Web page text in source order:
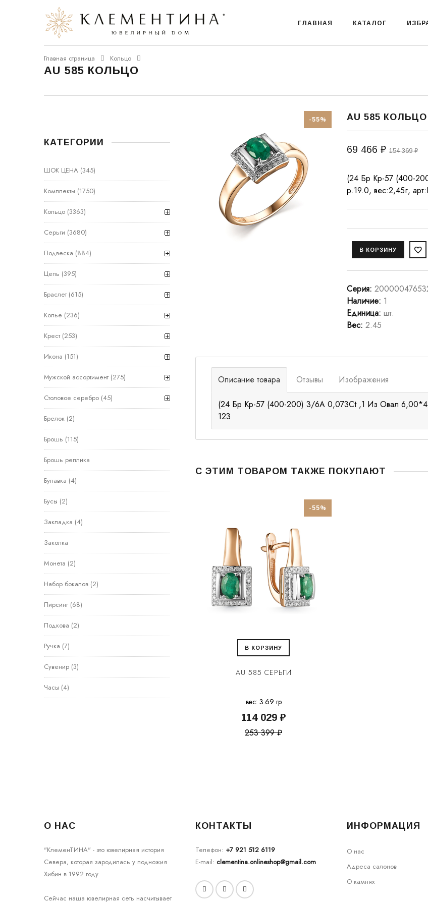
ГЛАВНАЯ КАТАЛОГ
Главная страница Кольцо
AU 585 КОЛЬЦО
-55% AU 585 КОЛЬЦО
69 466 ₽ 154 369 ₽
(24 Бр Кр-57 (400-
р.19.0, вес:2,45г,
Серия:
Наличие: 1
Единица: шт.
Вес: 2.45
Описание товара
(24 Бр Кр-57 (400-200) 3/6А 0,073Ct ,1 Из Овал
123
Отзывы Изображения
С ЭТИМ ТОВАРОМ ТАКЖЕ ПОКУПАЮТ
-55%
В КОРЗИНУ
AU 585 СЕРЬГИ
вес: 3.69 гр
114 029 ₽
253 399 ₽
КАТЕГОРИИ
ШОК ЦЕНА (345)
Комплекты (1750)
Кольцо (3363)
Серьги (3680)
Подвеска (884)
Цепь (395)
Браслет (615)
Колье (236)
Крест (253)
Икона (151)
Мужской ассортимент (275)
Столовое серебро (45)
Брелок (2)
Брошь (115)
Брошь реплика
Булавка (4)
Бусы (2)
Закладка (4)
Заколка
Монета (2)
Набор бокалов (2)
Пирсинг (68)
Подкова (2)
Ручка (7)
Сувенир (3)
Часы (4)
О НАС
"КлеменТИНА" - это ювелирная история
Севера, которая зародилась у подножия
Хибин в 1992 году.
Сейчас наша ювелирная сеть насчитывает
КОНТАКТЫ
Телефон: +7 921 512 6119
E-mail: clementina.onlineshop@gmail.com
ИНФОРМАЦИЯ
О нас
Адреса салонов
О камнях